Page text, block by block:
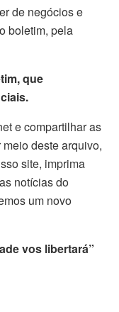
de negócios e
boletim, pela
que
e compartilhar as
deste arquivo,
site, imprima
notícias do
um novo
vos libertará”